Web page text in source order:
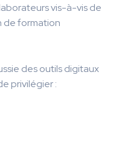
vis-à-vis de
de formation
des outils digitaux
privilégier :